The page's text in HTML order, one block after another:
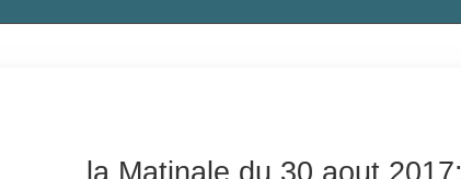
la Matinale du 30 aout